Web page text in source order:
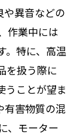
や異音などの
作業中には
。特に、高温
を扱う際に
うことが望ま
有害物質の混
、モーター